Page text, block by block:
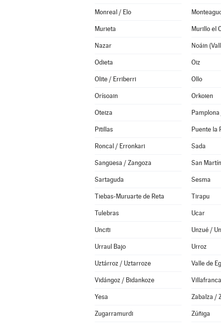
Monreal / Elo
Murieta Murillo el
Nazar
Odieta Oiz
Olite / Erriberri Ollo
Orísoain Orkoien
Oteiza
Pitillas Puente la
Roncal / Erronkari Sada
Sangüesa / Zangoza San
Sartaguda Sesma
Tiebas-Muruarte de Reta Tirapu
Tulebras Ucar
Unciti Unzué /
Urraul Bajo Urroz
Uztárroz / Uztarroze Valle de
Vidángoz / Bidankoze Villafranca
Yesa Zabalza /
Zugarramurdi Zúñiga